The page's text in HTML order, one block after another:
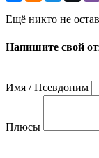
Ещё никто не
Напишите свой
Имя / Псевдоним
Плюсы